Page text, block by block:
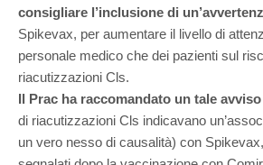
consigliare l’inclusione di
Spikevax, per aumentare il livello di
personale medico che dei pazienti sul
riacutizzazioni Cls.
Il Prac ha raccomandato un tale avviso
di riacutizzazioni Cls indicavano
un vero nesso di causalità) con